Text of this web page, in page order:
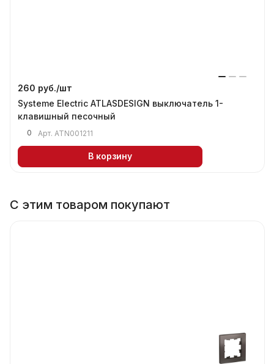
260 руб./шт
Systeme Electric ATLASDESIGN выключатель 1-
клавишный песочный
0 Арт. ATN001211
В корзину
С этим товаром покупают